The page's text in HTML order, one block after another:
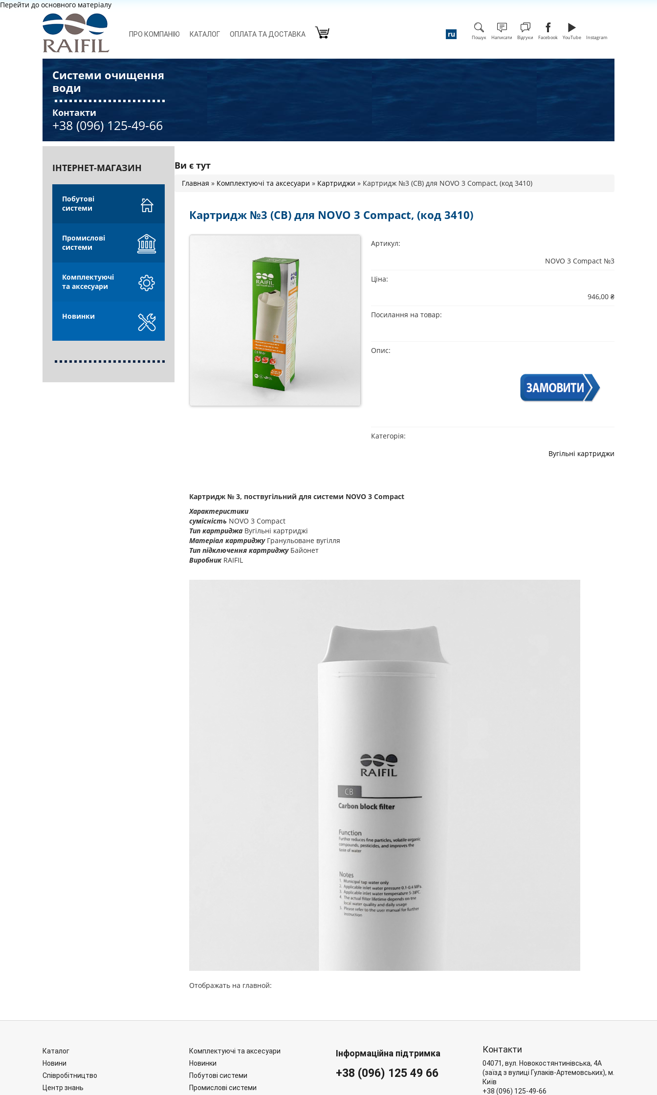
Перейти до основного матеріалу
Пошук Написати Відгуки Facebook YouTube Instagram
ПРО КОМПАНІЮ КАТАЛОГ ОПЛАТА ТА ДОСТАВКА
Системи очищення
води
Контакти
+38 (096) 125-49-66
ІНТЕРНЕТ-МАГАЗИН
Побутові
системи
Промислові
системи
Комплектуючі
та аксесуари
Новинки
Ви є тут
Главная » Комплектуючі та аксесуари » Картриджи » Картридж №3 (CB) для NOVO 3 Compact, (код 3410)
Картридж №3 (CB) для NOVO 3 Compact, (код 3410)
Артикул:
NOVO 3 Compact №3
Ціна:
946,00 ₴
Посилання на товар:
Опис:
Категорія:
Вугільні картриджи
Картридж № 3, поствугільний для системи NOVO 3 Compact
Характеристики
сумісність NOVO 3 Compact
Тип картриджа Вугільні картриджі
Матеріал картриджуГранульоване вугілля
Тип підключення картриджуБайонет
ВиробникRAIFIL
Отображать на главной:
Каталог
Новини
Співробітництво
Центр знань
Комплектуючі та аксесуари
Новинки
Побутові системи
Промислові системи
Інформаційна підтримка
+38 (096) 125 49 66
Контакти
04071, вул. Новокостянтинівська, 4А
(заїзд з вулиці Гулаків-Артемовських), м.
Київ
+38 (096) 125-49-66